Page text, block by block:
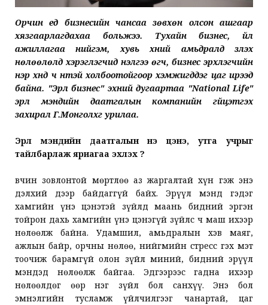
Орчин үед бизнесийн чансаа зөвхөн олсон ашгаар
хязгаарлагдахаа больжээ. Тухайн бизнес, үйл
ажиллагаа нийгэм, хувь хүний амьдралд үзүүлэх
нөлөөлөлд хэрэглэгчид үнэлгээ өгч, бизнес эрхлэгчийн
нэр хүнд ч үүнтэй холбоотойгоор хэмжигддэг цаг ирээд
байна. "Эрүүл бизнес" эхний дугаартаа "National Life"
эрүүл мэндийн даатгалын компанийн гүйцэтгэх
захирал Г.Монголхүүг урилаа.
Эрүүл мэндийн даатгалын үнэ цэнэ, утга учрыг
тайлбарлаж яриагаа эхлэх үү?
Өвчин зовлонтой мөртлөө аз жаргалтай хүн гэж энэ
дэлхий дээр байдаггүй байх. Эрүүл мэнд гэдэг
хамгийн үнэ цэнэтэй зүйлд маань бидний эргэн
тойрон дахь хамгийн үнэ цэнэгүй зүйлс ч маш ихээр
нөлөөлж байна. Удамшил, амьдралын хэв маяг,
ажлын байр, орчны нөлөө, нийгмийн стресс гэх мэт
тоочиж барамгүй олон зүйл миний, бидний эрүүл
мэндэд нөлөөлж байгаа. Эдгээрээс гадна ихээр
нөлөөлдөг өөр нэг зүйл бол санхүү. Энэ бол
эмнэлгийн тусламж үйлчилгээг чанартай, цаг